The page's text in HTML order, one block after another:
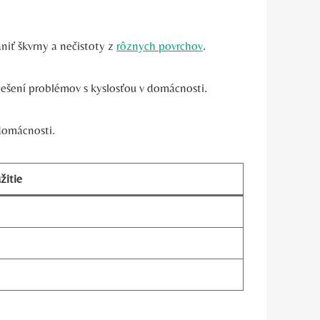
škvrny a nečistoty z rôznych povrchov.
problémov s kyslosťou v domácnosti.